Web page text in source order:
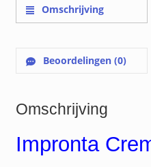
Omschrijving
Beoordelingen (0)
Omschrijving
Impronta